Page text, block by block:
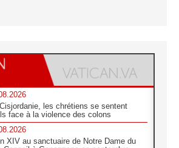
les chrétiens se sentent
face à la violence des colons
XIV au sanctuaire de Notre Dame du